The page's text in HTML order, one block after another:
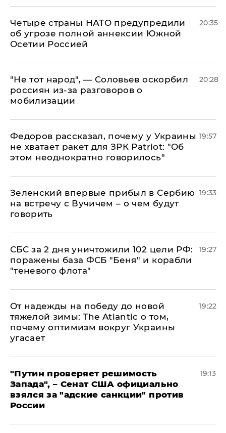
Четыре страны НАТО предупредили
об угрозе полной аннексии Южной
Осетии Россией
20:35
​"Не тот народ", — Соловьев оскорбил
россиян из-за разговоров о
мобилизации
20:28
Федоров рассказал, почему у Украины
не хватает ракет для ЗРК Patriot: "Об
этом неоднократно говорилось"
19:57
Зеленский впервые прибыл в Сербию
на встречу с Вучичем – о чем будут
говорить
19:33
СБС за 2 дня уничтожили 102 цели РФ:
поражены база ФСБ "Беня" и корабли
"теневого флота"
19:27
От надежды на победу до новой
тяжелой зимы: The Atlantic о том,
почему оптимизм вокруг Украины
угасает
19:22
"Путин проверяет решимость
Запада", – Сенат США официально
взялся за "адские санкции" против
России
19:13